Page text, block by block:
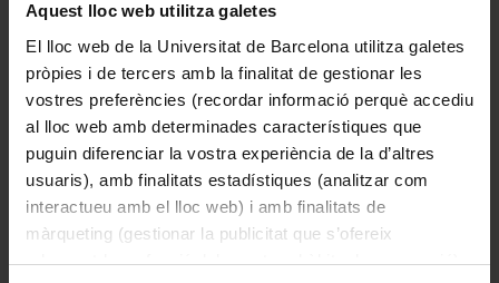
Aquest lloc web utilitza galetes
El lloc web de la Universitat de Barcelona utilitza galetes
pròpies i de tercers amb la finalitat de gestionar les
vostres preferències (recordar informació perquè accediu
al lloc web amb determinades característiques que
puguin diferenciar la vostra experiència de la d’altres
usuaris), amb finalitats estadístiques (analitzar com
interactueu amb el lloc web) i amb finalitats de
màrqueting (gestionar la publicitat que s’ofereix
adequant-la en funció dels vostres hàbits de navegació).
Servicios
Serveis generals a la recerca i a la docència
Vehicles
Camps experimentals
Alumni UB